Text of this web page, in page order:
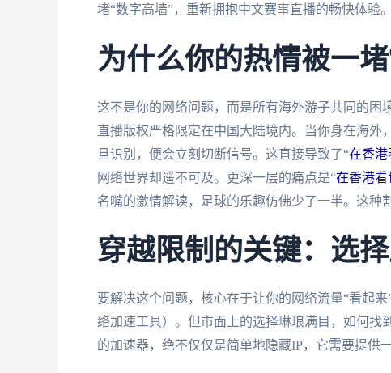
堵“数字高墙”，重新拥抱中文赛事直播的畅快体验。
为什么你的热情被一堵
这不是你的网络问题，而是所有海外游子共同的困
直播版权严格限定在中国大陆境内。当你身在海
旦识别，便会立刻切断信号。这直接导致了“在香港
网络世界却遥不可及。更深一层的痛点是“在香港看
名嘴的激情解读，足球的乐趣仿佛少了一半。这种
穿越限制的关键：选
要解决这个问题，核心在于让你的网络流量“看起
络加速工具）。但市面上的选择琳琅满目，如何
的加速器，绝不仅仅是简单地隐藏IP，它需要提供